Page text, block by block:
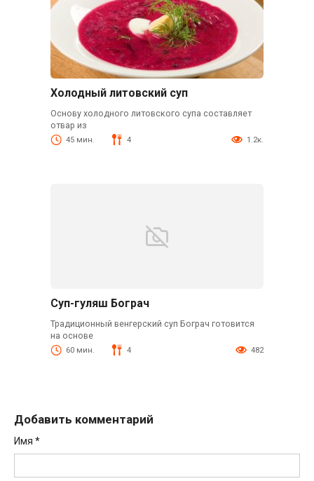
Холодный литовский суп
Основу холодного литовского супа составляет
отвар из
45 мин. 4 1.2к.
Суп-гуляш Бограч
Традиционный венгерский суп Бограч готовится
на основе
60 мин. 4 482
Добавить комментарий
Имя *